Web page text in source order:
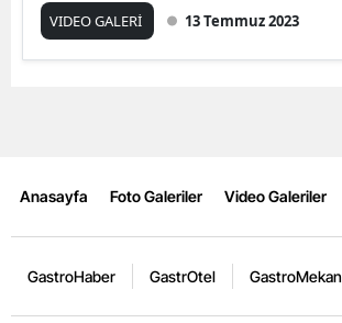
VIDEO GALERİ 13 Temmuz 2023
Anasayfa Foto Galeriler Video Galeriler
GastroHaber GastrOtel GastroMekan